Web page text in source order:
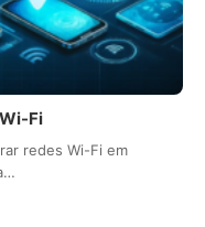
Fi
redes Wi-Fi em